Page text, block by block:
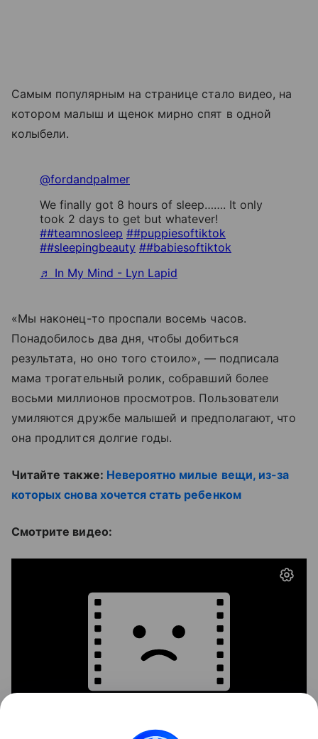
Самым популярным на странице стало видео, на
котором малыш и щенок мирно спят в одной
колыбели.
@fordandpalmer
We finally got 8 hours of sleep……. It only
took 2 days to get but whatever!
##teamnosleep ##puppiesoftiktok
##sleepingbeauty ##babiesoftiktok
♬ In My Mind - Lyn Lapid
«Мы наконец-то проспали восемь часов.
Понадобилось два дня, чтобы добиться
результата, но оно того стоило», — подписала
мама трогательный ролик, собравший более
восьми миллионов просмотров. Пользователи
умиляются дружбе малышей и предполагают, что
она продлится долгие годы.
Читайте также: Невероятно милые вещи, из-за
которых снова хочется стать ребенком
Смотрите видео: